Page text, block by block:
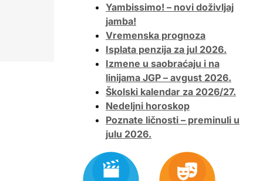
Yambissimo! – novi doživljaj
jamba!
Vremenska prognoza
Isplata penzija za jul 2026.
Izmene u saobraćaju i na
linijama JGP – avgust 2026.
Školski kalendar za 2026/27.
Nedeljni horoskop
Poznate ličnosti – preminuli u
julu 2026.